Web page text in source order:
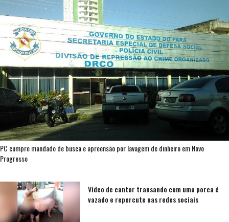
PC cumpre mandado de busca e apreensão por lavagem de dinheiro em Novo
Progresso
Vídeo de cantor transando com uma porca é
vazado e repercute nas redes sociais